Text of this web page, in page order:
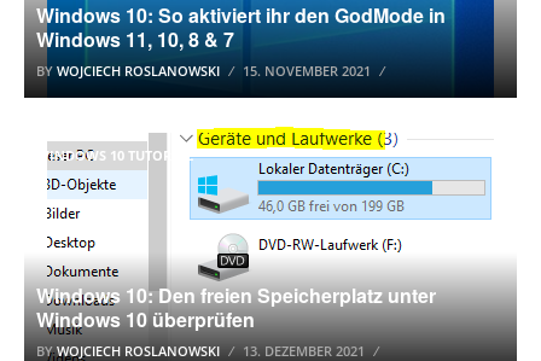
Windows 10: So aktiviert ihr den GodMode in
Windows 11, 10, 8 & 7
BY WOJCIECH ROSLANOWSKI 15. NOVEMBER 2021
WINDOWS 10 TUTORIAL
Windows 10: Den freien Speicherplatz unter
Windows 10 überprüfen
BYWOJCIECH ROSLANOWSKI 13. DEZEMBER 2021